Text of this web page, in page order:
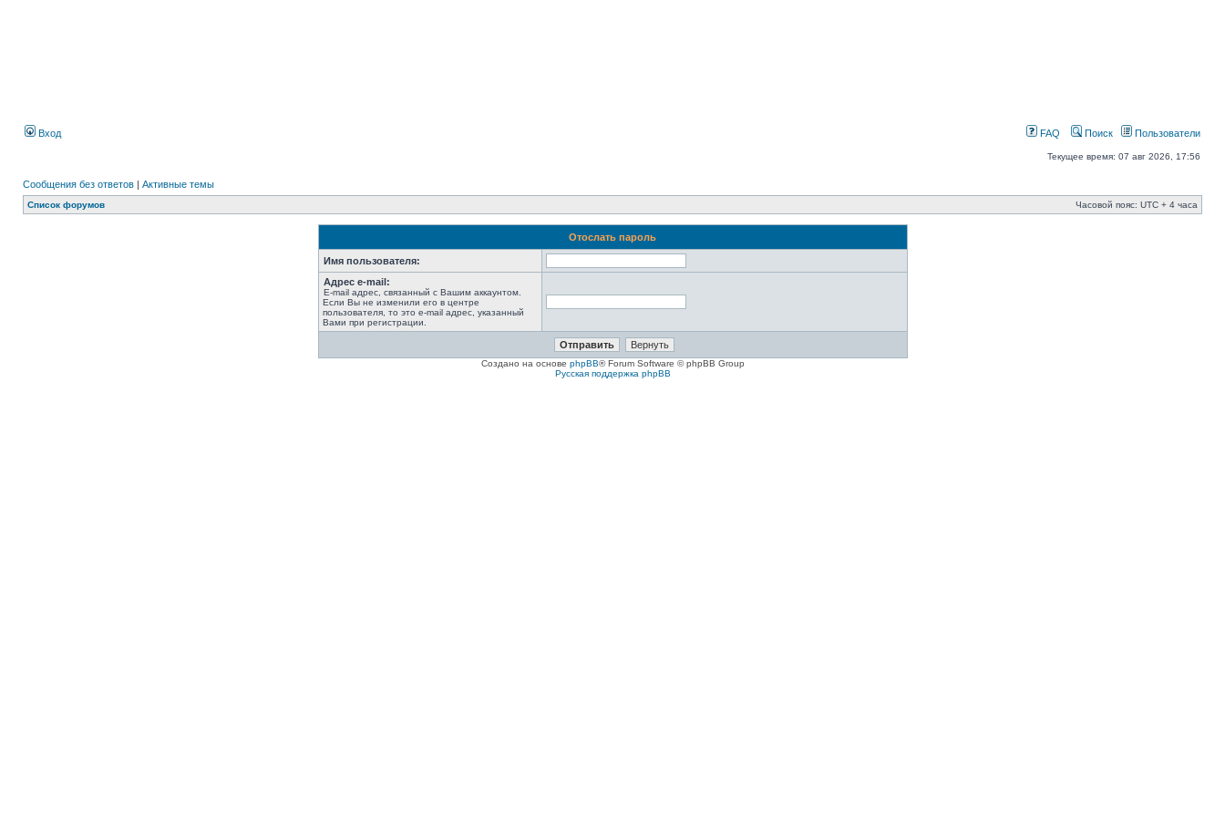
Вход FAQ Поиск Пользователи
Текущее время: 07 авг 2026, 17:56
Сообщения без ответов | Активные темы
Список форумов Часовой пояс: UTC + 4 часа
Отослать пароль
Имя пользователя:
Адрес e-mail:
E-mail адрес, связанный с Вашим аккаунтом.
Если Вы не изменили его в центре
пользователя, то это e-mail адрес, указанный
Вами при регистрации.
Создано на основе phpBB® Forum Software © phpBB Group
Русская поддержка phpBB